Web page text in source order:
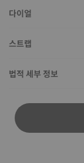
다이얼
스트랩
법적 세부 정보